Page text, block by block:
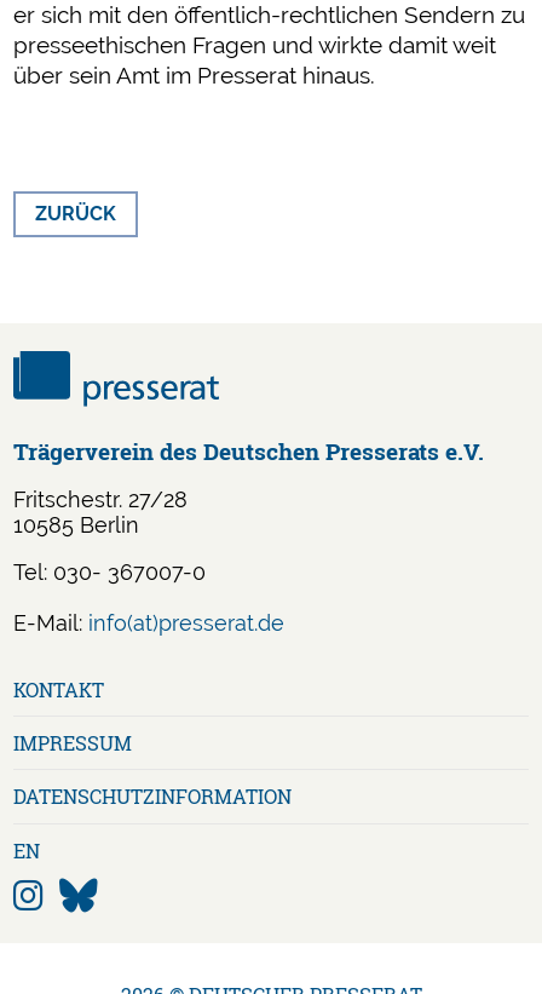
er sich mit den öffentlich-rechtlichen Sendern zu
presseethischen Fragen und wirkte damit weit
über sein Amt im Presserat hinaus.
ZURÜCK
Trägerverein des Deutschen Presserats e.V.
Fritschestr. 27/28
10585 Berlin
Tel: 030- 367007-0
E-Mail: info(at)presserat.de
überspringen
KONTAKT
IMPRESSUM
DATENSCHUTZ­INFORMATION
EN